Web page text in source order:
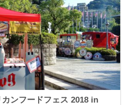
ンフードフェス 2018 in